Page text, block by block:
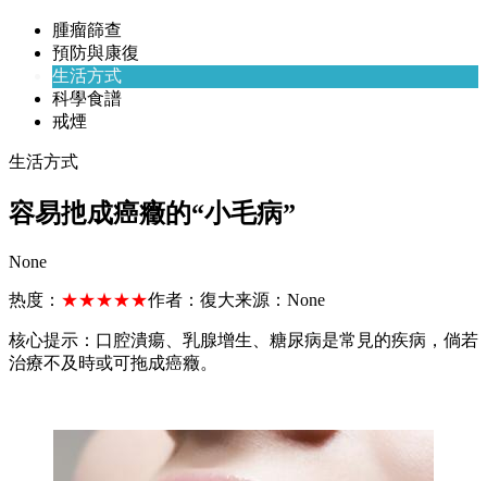
腫瘤篩查
預防與康復
生活方式
科學食譜
戒煙
生活方式
容易扡成癌癥的“小毛病”
None
热度： ★★★★★作者： 復大来源： None
核心提示：口腔潰瘍、乳腺增生、糖尿病是常見的疾病，倘若
治療不及時或可拖成癌癥。